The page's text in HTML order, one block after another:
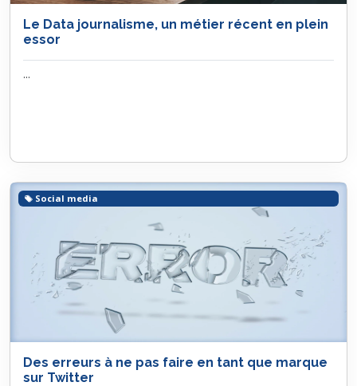
Le Data journalisme, un métier récent en plein
essor
...
Des erreurs à ne pas faire en tant que marque
sur Twitter
Social media